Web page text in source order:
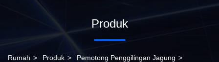
Produk
Rumah > Produk > Pemotong Penggilingan Jagung >